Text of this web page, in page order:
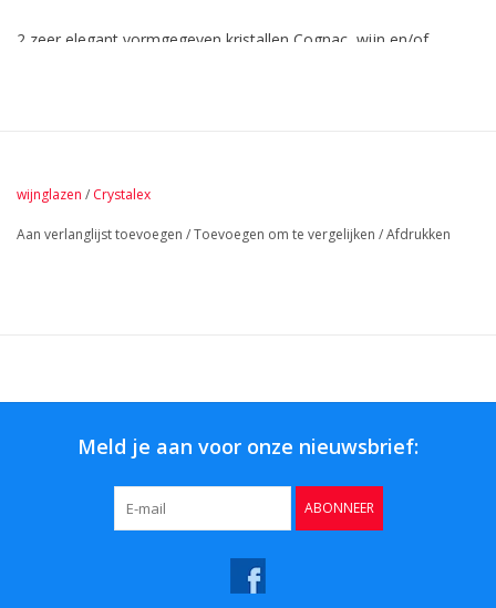
2 zeer elegant vormgegeven kristallen Cognac, wijn en/of
wijnglazen / Crystalex
Aan verlanglijst toevoegen /Toevoegen om te vergelijken /Afdrukken
Meld je aan voor onze nieuwsbrief:
ABONNEER